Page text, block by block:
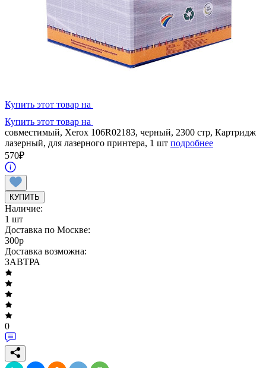
Купить этот товар на
Купить этот товар на
совместимый, Xerox 106R02183, черный, 2300 стр, Картридж
лазерный, для лазерного принтера, 1 шт подробнее
570₽
КУПИТЬ
Наличие:
1 шт
Доставка по Москве:
300p
Доставка возможна:
ЗАВТРА
0